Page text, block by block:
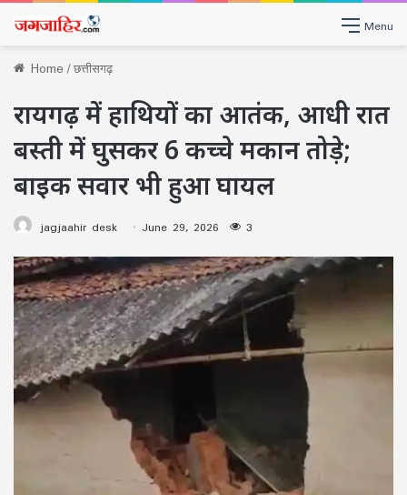
Menu
Home/छत्तीसगढ़
रायगढ़ में हाथियों का आतंक, आधी रात
बस्ती में घुसकर 6 कच्चे मकान तोड़े;
बाइक सवार भी हुआ घायल
jagjaahir desk June 29, 2026 3